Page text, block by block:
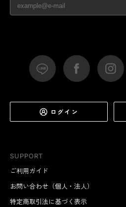
SUPPORT
ご利用ガイド
お問い合わせ（個人・法人）
特定商取引法に基づく表示
ログイン